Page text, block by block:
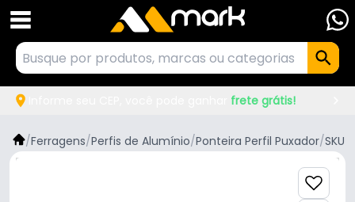
frete grátis!
/Ferragens/Perfis de Alumínio/Ponteira Perfil Puxador/SKU